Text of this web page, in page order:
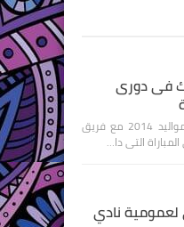
فى دورى
كتب -مسعد مجاهد تعادل فريق الزمالك مواليد 2014 مع فريق
التى دا…
نادي